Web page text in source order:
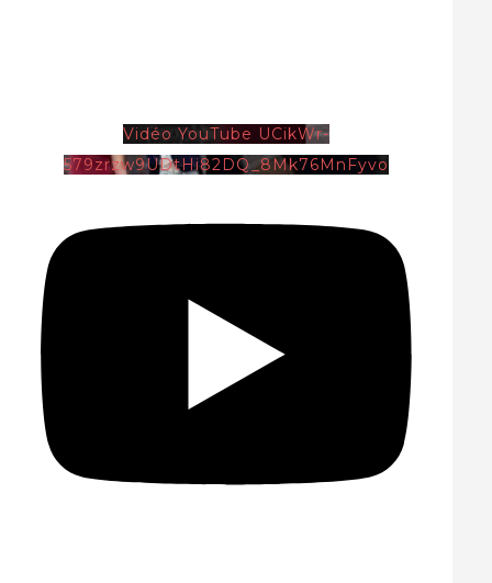
Vidéo YouTube UCikWr-
579zrzw9UDtHi82DQ_8Mk76MnFyvo